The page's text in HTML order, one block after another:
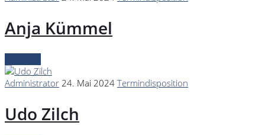
Anja Kümmel
Administrator 24. Mai 2024 Termindisposition
Udo Zilch